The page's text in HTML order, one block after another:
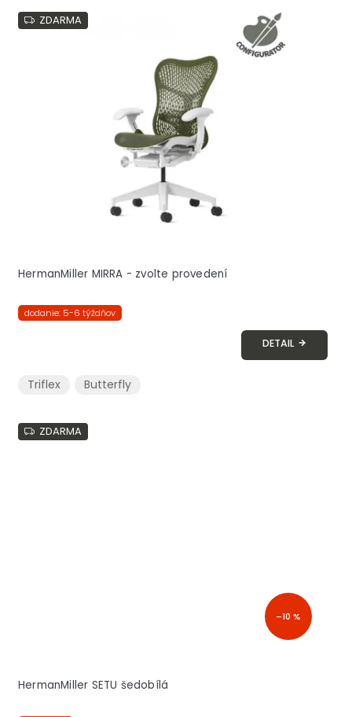
ZDARMA
HermanMiller MIRRA - zvolte provedení
dodanie: 5-6 týždňov
DETAIL
Triflex Butterfly
ZDARMA
–10 %
HermanMiller SETU šedobílá